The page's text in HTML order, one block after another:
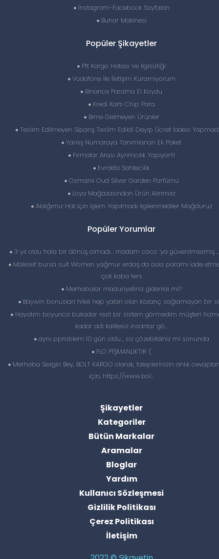
İnstagram-Facebook Sayfaları
Buhar Makinesi
Popüler Şikayetler
Ptt Kargo Hatası Ve Ilgisizliği
Vodafone İle İletişim Kuramıyorum
Binance Parama El Koydu
Kredi Kartı Chip Para
Bime Gelmeyen Ürünler
Teslim Edilmeyen Sipariş Teslim Edildi Deyip Ücret İadesi
Yanlış Numaraya Tanımlanan Ek Paket
Firmalar Arası Ayrımcılık Yapıyor!!!
Evrakta Sahtecilik
Osmanlı Oud Silver Garden Parfümü
Loya Mağazasından Ürün Alınmaz
Aldığımız Hat Için Işlem Yapılmadı Ilgilenmediler Mağduruz
Popüler Yorumlar
3 yıl oldu hala bir dönüş olmadı… madam coco ‘ya güvenilmezmiş
Malesef bursa suit Women yağmur erdaş da asla paramı iade
çok kaba ters
Merhabalar maduriyetiniz giderildi mi?
Baywin bonuslari hileli hep yalan olan kazanç sağlamayan bir
Hayatım boyunca bukadar rezil bir sistem görmedim müşteri
kadar adi kalitesiz insanlar gö...
aynı pproblem 10 gün oldu , siz çözebildiniz mi sonunda
FLO PİŞMANLIKTIR :(
Merhaba Sezgin Bey, BOLT KARGO olarak, taleplerinizin anlık
için; https://www.bol...
Şikayetler
Kategoriler
Bütün Markalar
Aramalar
Bloglar
Yardım
Kullanıcı Sözleşmesi
Gizlilik Politikası
Çerez Politikası
İletişim